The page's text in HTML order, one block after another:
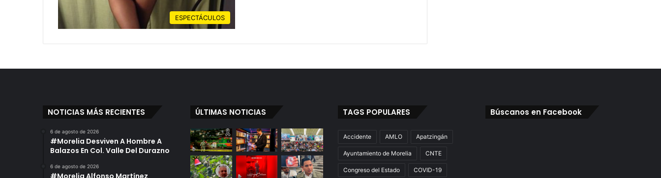
ESPECTÁCULOS
NOTICIAS MÁS RECIENTES
6 de agosto de 2026
#Morelia Desviven A Hombre A
Balazos En Col. Valle Del Durazno
6 de agosto de 2026
#Morelia Alfonso Martínez
ÚLTIMAS NOTICIAS TAGS POPULARES
Accidente AMLO Apatzingán
Ayuntamiento de Morelia CNTE
Congreso del Estado COVID-19
Búscanos en Facebook